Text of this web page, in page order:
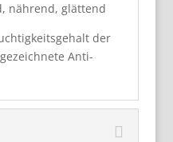
nährend, glättend
der
Anti-